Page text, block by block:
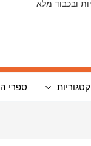
ובכבוד מלא
ספרי